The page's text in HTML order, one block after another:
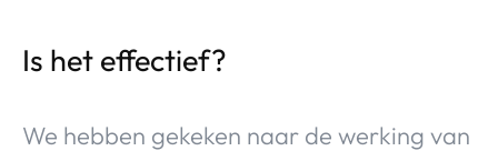
Is het effectief?
We hebben gekeken naar de werking van